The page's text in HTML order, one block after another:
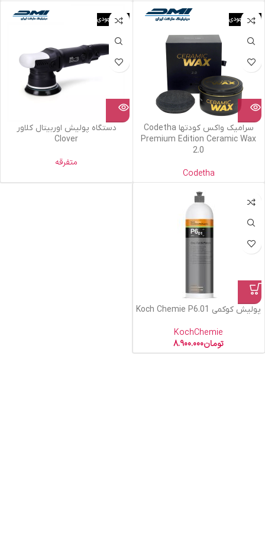
اتمام موجودی
سرامیک واکس کودتها Codetha
Premium Edition Ceramic Wax
2.0
Codetha
اتمام موجودی
دستگاه پولیش اوربیتال کلاور
Clover
متفرقه
پولیش کوکمی Koch Chemie P6.01
KochChemie
تومان8.900.000